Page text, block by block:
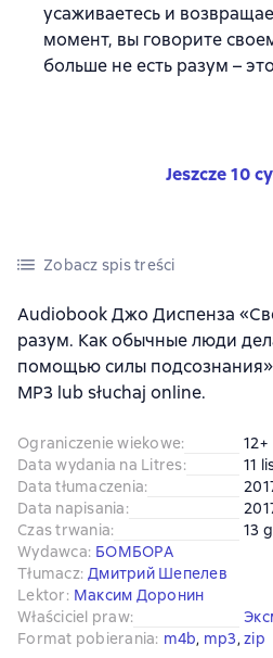
усаживаетесь и
момент, вы говорите
больше не есть разум –
Jeszcze 10
Zobacz spis treści
Audiobook Джо Диспенза
разум. Как обычные люди
помощью силы
MP3 lub słuchaj online.
Ograniczenie wiekowe:
12+
Data wydania na Litres:
11
Data tłumaczenia:
Data napisania:
Czas trwania:
13
Wydawca: БОМБОРА
Tłumacz: Дмитрий Шепелев
Lektor: Максим Доронин
Właściciel praw:
Format pobierania: m4b, mp3, zip